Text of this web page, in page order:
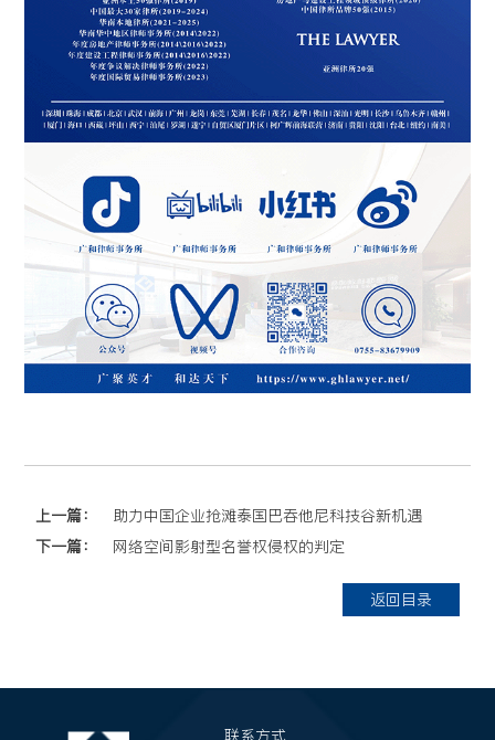
上一篇：
助力中国企业抢滩泰国巴吞他尼科技谷新机遇
下一篇：
网络空间影射型名誉权侵权的判定
返回目录
联系方式